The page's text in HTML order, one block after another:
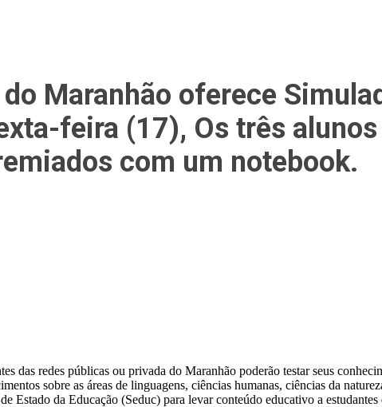
do Maranhão oferece
feira (17), Os três
com um notebook.
das redes públicas ou privada do Maranhão poderão testar seus
sobre as áreas de linguagens, ciências humanas, ciências da
Estado da Educação (Seduc) para levar conteúdo educativo a